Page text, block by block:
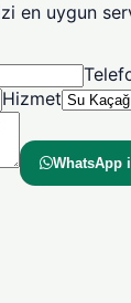
en uygun
Hizmet
WhatsApp